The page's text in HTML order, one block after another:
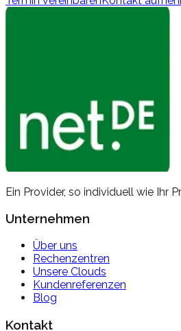
Ein Provider, so individuell wie Ihr
Unternehmen
Über uns
Rechenzentren
Unsere Clouds
Kundenreferenzen
Blog
Kontakt